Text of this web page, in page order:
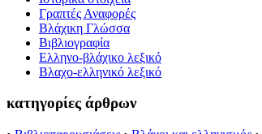
Γραπτές Αναφορές
Βλάχικη Γλώσσα
Βιβλιογραφία
Ελληνο-βλάχικο λεξικό
Βλαχο-ελληνικό λεξικό
κατηγορίες άρθρων